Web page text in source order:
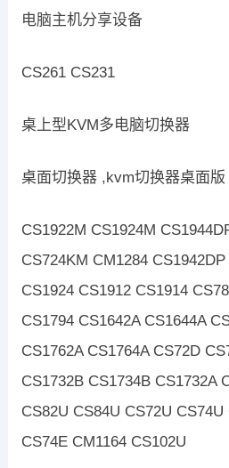
电脑主机分享设备
CS261 CS231
桌上型KVM多电脑切换器
桌面切换器 ,kvm切换器桌面版
CS1922M CS1924M
CS724KM CM1284
CS1924 CS1912 CS1914
CS1794 CS1642A CS1644A
CS1762A CS1764A CS72D
CS1732B CS1734B CS1732A
CS82U CS84U CS72U
CS74E CM1164 CS102U